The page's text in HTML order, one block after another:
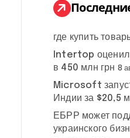
:
где купить
Intertop оценил
в 450 млн грн 8
Microsoft
Индии за $20,5
ЕБРР может
украинского